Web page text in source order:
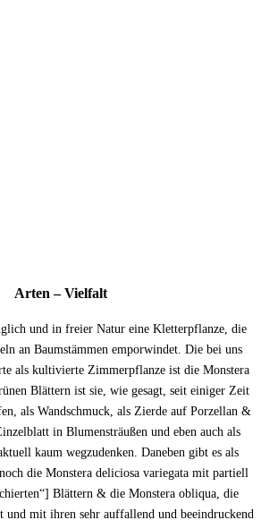
Arten – Vielfalt
und in freier Natur eine Kletterpflanze, die
an Baumstämmen emporwindet. Die bei uns
als kultivierte Zimmerpflanze ist die Monstera
Blättern ist sie, wie gesagt, seit einiger Zeit
als Wandschmuck, als Zierde auf Porzellan &
in Blumensträußen und eben auch als
kaum wegzudenken. Daneben gibt es als
die Monstera deliciosa variegata mit partiell
Blättern & die Monstera obliqua, die
und mit ihren sehr auffallend und beeindruckend